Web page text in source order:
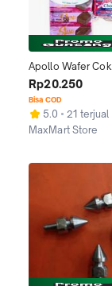
Apollo Wafer
Apolo Wafer
Chocolate Milk 12
Rp20.250
Bisa COD
5.0
21 terjual
MaxMart Store